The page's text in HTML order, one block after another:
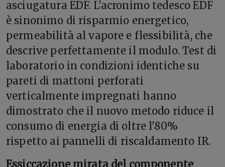
asciugatura EDF. L'acronimo tedesco EDF
è sinonimo di risparmio energetico,
permeabilità al vapore e flessibilità, che
descrive perfettamente il modulo. Test di
laboratorio in condizioni identiche su
pareti di mattoni perforati
verticalmente impregnati hanno
dimostrato che il nuovo metodo riduce il
consumo di energia di oltre l'80%
rispetto ai pannelli di riscaldamento IR.
Essiccazione mirata del componente